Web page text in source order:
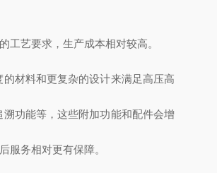
艺要求，生产成本相对较高。
材料和更复杂的设计来满足高压高
功能等，这些附加功能和配件会增
务相对更有保障。